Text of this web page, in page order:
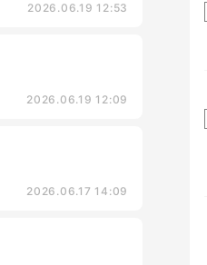
2026.06.19 12:53
2026.06.19 12:09
2026.06.17 14:09